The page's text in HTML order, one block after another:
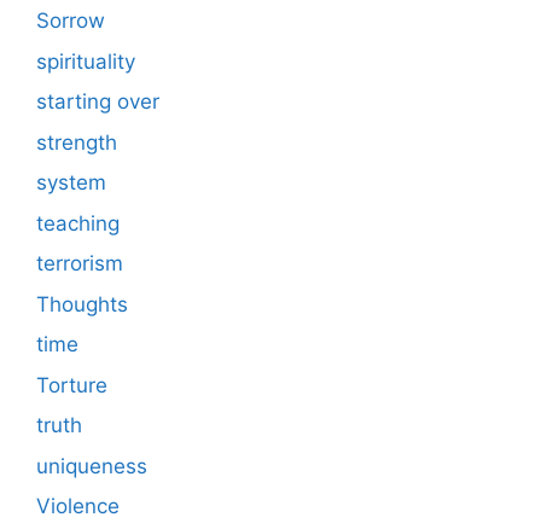
Sorrow
spirituality
starting over
strength
system
teaching
terrorism
Thoughts
time
Torture
truth
uniqueness
Violence